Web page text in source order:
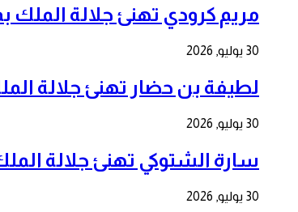
مريم كرودي تهنئ جلالة الملك بمناسبة
30 يوليو, 2026
لطيفة بن حضار تهنئ جلالة الملك
30 يوليو, 2026
سارة الشتوكي تهنئ جلالة الملك
30 يوليو, 2026